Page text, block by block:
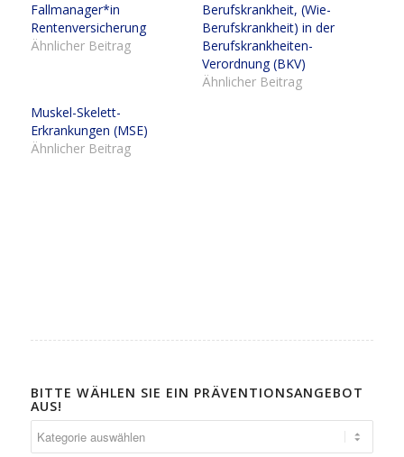
Fallmanager*in
Rentenversicherung
Ähnlicher Beitrag
Berufskrankheit, (Wie-
Berufskrankheit) in der
Berufskrankheiten-
Verordnung (BKV)
Ähnlicher Beitrag
Muskel-Skelett-
Erkrankungen (MSE)
Ähnlicher Beitrag
BITTE WÄHLEN SIE EIN PRÄVENTIONSANGEBOT
AUS!
wählen